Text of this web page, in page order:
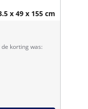
x 49 x 155 cm
korting was: